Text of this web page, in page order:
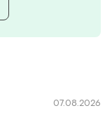
07.08.2026